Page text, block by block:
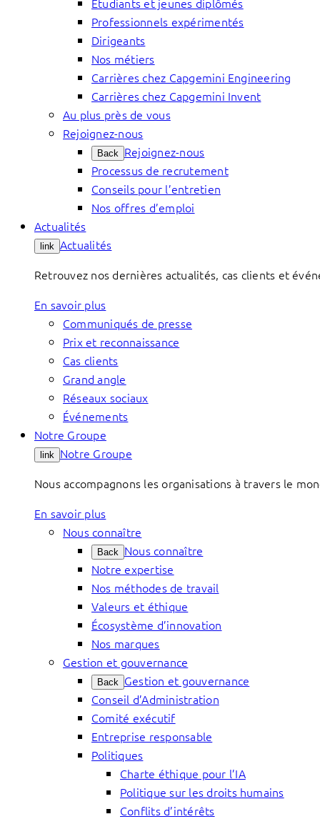
Professionnels expérimentés
Dirigeants
Nos métiers
Carrières chez Capgemini Engineering
Carrières chez Capgemini Invent
Au plus près de vous
Rejoignez-nous
Back Rejoignez-nous
Processus de recrutement
Conseils pour l’entretien
Nos offres d’emploi
Actualités
link Actualités
Retrouvez nos dernières actualités, cas clients et
En savoir plus
Communiqués de presse
Prix et reconnaissance
Cas clients
Grand angle
Réseaux sociaux
Événements
Notre Groupe
link Notre Groupe
Nous accompagnons les organisations à travers le
En savoir plus
Nous connaître
Back Nous connaître
Notre expertise
Nos méthodes de travail
Valeurs et éthique
Écosystème d’innovation
Nos marques
Gestion et gouvernance
Back Gestion et gouvernance
Conseil d’Administration
Comité exécutif
Entreprise responsable
Politiques
Charte éthique pour l’IA
Politique sur les droits humains
Conflits d’intérêts